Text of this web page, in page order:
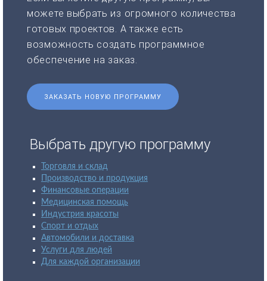
можете выбрать из огромного количества
готовых проектов. А также есть
возможность создать программное
обеспечение на заказ.
ЗАКАЗАТЬ НОВУЮ ПРОГРАММУ
Выбрать другую программу
Торговля и склад
Производство и продукция
Финансовые операции
Медицинская помощь
Индустрия красоты
Спорт и отдых
Автомобили и доставка
Услуги для людей
Для каждой организации